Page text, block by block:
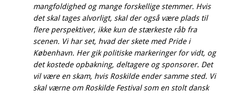
mangfoldighed og mange forskellige stemmer. Hvis
det skal tages alvorligt, skal der også være plads til
flere perspektiver, ikke kun de stærkeste råb fra
scenen. Vi har set, hvad der skete med Pride i
København. Her gik politiske markeringer for vidt, og
det kostede opbakning, deltagere og sponsorer. Det
vil være en skam, hvis Roskilde ender samme sted. Vi
skal værne om Roskilde Festival som en stolt dansk